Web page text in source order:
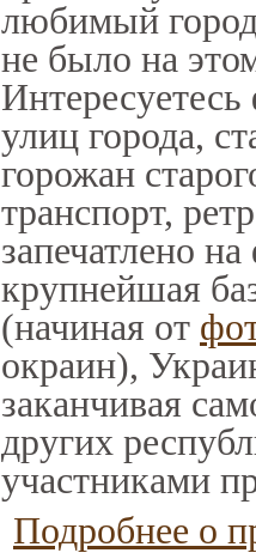
любимый
не было на
Интересуетесь
улиц города,
горожан
транспорт,
запечатлено
крупнейшая
(начиная от
окраин),
заканчивая
других
участниками
Подробнее о